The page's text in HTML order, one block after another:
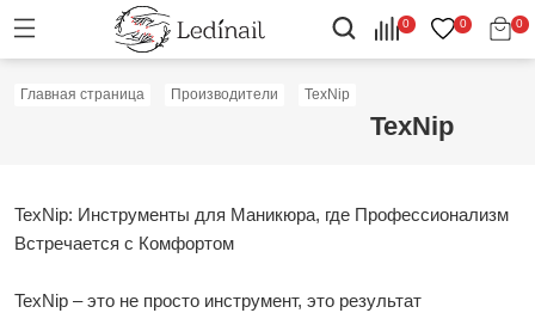
0 0 0
Главная страница Производители TexNip
TexNip
TexNip: Инструменты для Маникюра, где Профессионализм
Встречается с Комфортом
TexNip – это не просто инструмент, это результат